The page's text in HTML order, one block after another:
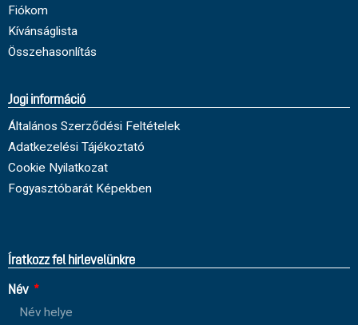
Fiókom
Kívánságlista
Összehasonlítás
Jogi információ
Általános Szerződési Feltételek
Adatkezelési Tájékoztató
Cookie Nyilatkozat
Fogyasztóbarát Képekben
Íratkozz fel hirlevelünkre
Név